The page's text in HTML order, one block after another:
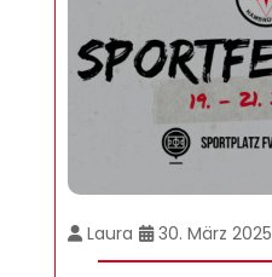
Laura 30. März 2025